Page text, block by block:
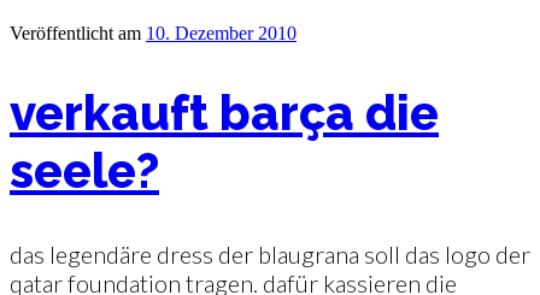
Veröffentlicht am 10. Dezember 2010
verkauft barça die
seele?
das legendäre dress der blaugrana soll das logo der
qatar foundation tragen. dafür kassieren die